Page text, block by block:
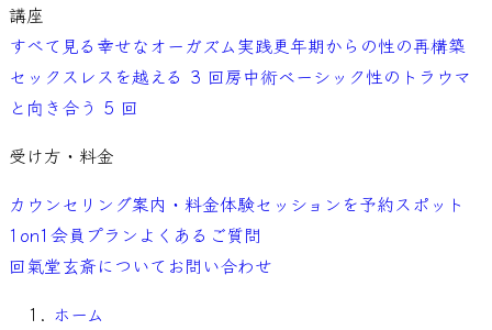
講座
すべて見る 幸せなオーガズム実践更年期からの性の再構築
セックスレスを越える 3 回房中術ベーシック性のトラウマ
と向き合う 5 回
受け方・料金
カウンセリング案内・料金体験セッションを予約スポット
1on1 会員プラン よくあるご質問
回氣堂玄斎について お問い合わせ
ホーム